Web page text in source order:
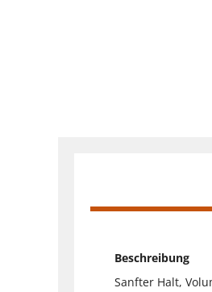
Beschreibung
Sanfter Halt,